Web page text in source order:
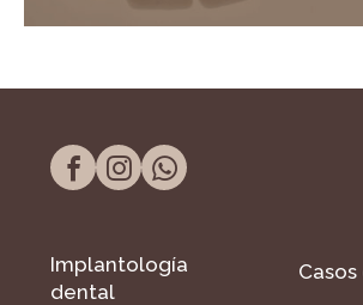
Implantología
dental